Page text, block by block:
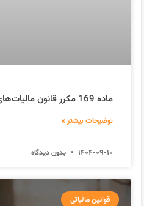
ماده 169 مکرر قانون مالیات‌های مستقیم | راهنمای جامع
توضیحات بیشتر »
1404-09-10 بدون دیدگاه
قوانین مالیاتی